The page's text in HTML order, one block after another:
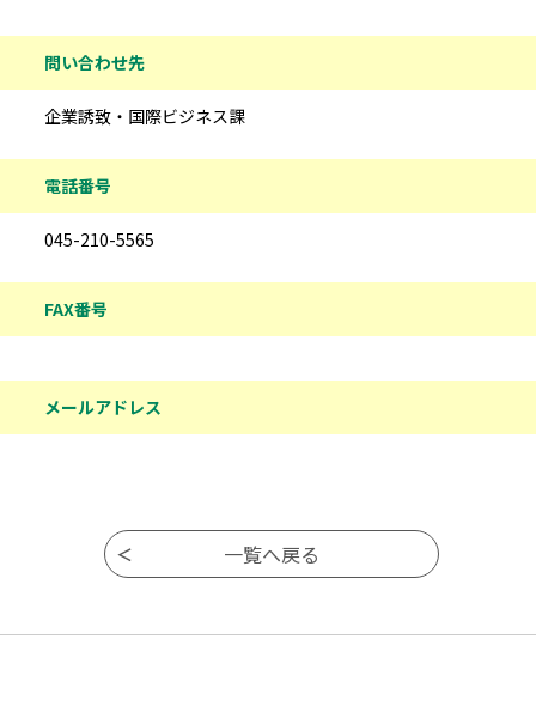
問い合わせ先
企業誘致・国際ビジネス課
電話番号
045-210-5565
FAX番号
メールアドレス